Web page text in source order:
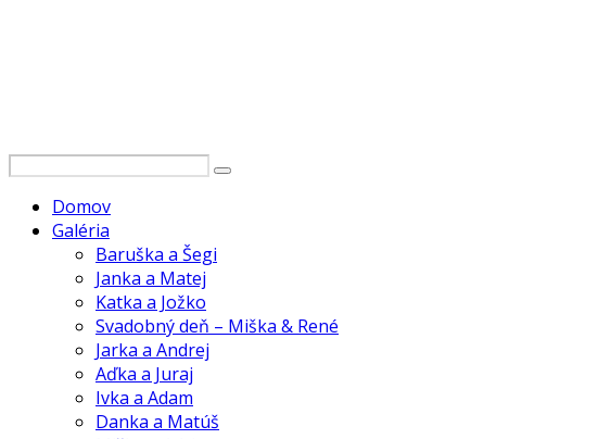
Domov
Galéria
Baruška a Šegi
Janka a Matej
Katka a Jožko
Svadobný deň – Miška & René
Jarka a Andrej
Aďka a Juraj
Ivka a Adam
Danka a Matúš